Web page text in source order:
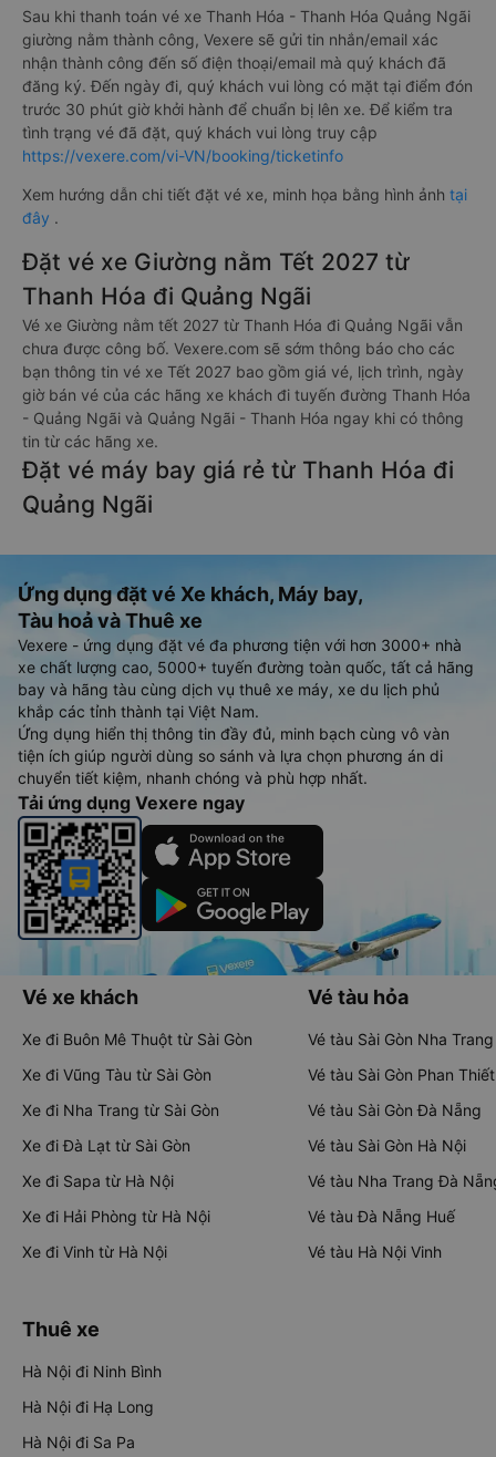
Sau khi thanh toán vé xe Thanh Hóa - Thanh Hóa Quảng Ngãi
giường nằm thành công, Vexere sẽ gửi tin nhắn/email xác
nhận thành công đến số điện thoại/email mà quý khách đã
đăng ký. Đến ngày đi, quý khách vui lòng có mặt tại điểm đón
trước 30 phút giờ khởi hành để chuẩn bị lên xe. Để kiểm tra
tình trạng vé đã đặt, quý khách vui lòng truy cập
https://vexere.com/vi-VN/booking/ticketinfo
Xem hướng dẫn chi tiết đặt vé xe, minh họa bằng hình ảnh tại
đây .
Đặt vé xe Giường nằm Tết 2027 từ
Thanh Hóa đi Quảng Ngãi
Vé xe Giường nằm tết 2027 từ Thanh Hóa đi Quảng Ngãi vẫn
chưa được công bố. Vexere.com sẽ sớm thông báo cho các
bạn thông tin vé xe Tết 2027 bao gồm giá vé, lịch trình, ngày
giờ bán vé của các hãng xe khách đi tuyến đường Thanh Hóa
- Quảng Ngãi và Quảng Ngãi - Thanh Hóa ngay khi có thông
tin từ các hãng xe.
Đặt vé máy bay giá rẻ từ Thanh Hóa đi
Quảng Ngãi
Ứng dụng đặt vé Xe khách, Máy bay,
Tàu hoả và Thuê xe
Vexere - ứng dụng đặt vé đa phương tiện với hơn 3000+ nhà
xe chất lượng cao, 5000+ tuyến đường toàn quốc, tất cả hãng
bay và hãng tàu cùng dịch vụ thuê xe máy, xe du lịch phủ
khắp các tỉnh thành tại Việt Nam.
Ứng dụng hiển thị thông tin đầy đủ, minh bạch cùng vô vàn
tiện ích giúp người dùng so sánh và lựa chọn phương án di
chuyển tiết kiệm, nhanh chóng và phù hợp nhất.
Tải ứng dụng Vexere ngay
Vé xe khách
Xe đi Buôn Mê Thuột từ Sài Gòn
Xe đi Vũng Tàu từ Sài Gòn
Xe đi Nha Trang từ Sài Gòn
Xe đi Đà Lạt từ Sài Gòn
Xe đi Sapa từ Hà Nội
Xe đi Hải Phòng từ Hà Nội
Xe đi Vinh từ Hà Nội
Vé tàu hỏa
Vé tàu Sài Gòn Nha Trang
Vé tàu Sài Gòn Phan Thiết
Vé tàu Sài Gòn Đà Nẵng
Vé tàu Sài Gòn Hà Nội
Vé tàu Nha Trang Đà
Vé tàu Đà Nẵng Huế
Vé tàu Hà Nội Vinh
Thuê xe
Hà Nội đi Ninh Bình
Hà Nội đi Hạ Long
Hà Nội đi Sa Pa